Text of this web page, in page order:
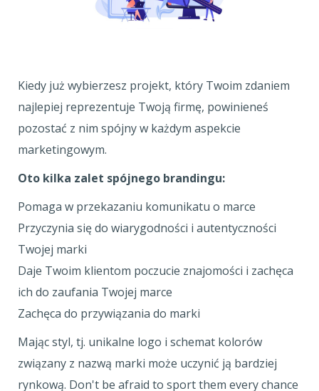
Kiedy już wybierzesz projekt, który Twoim zdaniem
najlepiej reprezentuje Twoją firmę, powinieneś
pozostać z nim spójny w każdym aspekcie
marketingowym.
Oto kilka zalet spójnego brandingu:
Pomaga w przekazaniu komunikatu o marce
Przyczynia się do wiarygodności i autentyczności
Twojej marki
Daje Twoim klientom poczucie znajomości i zachęca
ich do zaufania Twojej marce
Zachęca do przywiązania do marki
Mając styl, tj. unikalne logo i schemat kolorów
związany z nazwą marki może uczynić ją bardziej
rynkową. Don't be afraid to sport them every chance